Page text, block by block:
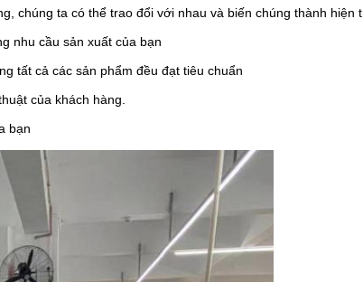
chúng ta có thể trao đổi với nhau và biến chúng thành hiện
nhu cầu sản xuất của bạn
tất cả các sản phẩm đều đạt tiêu chuẩn
của khách hàng.
bạn